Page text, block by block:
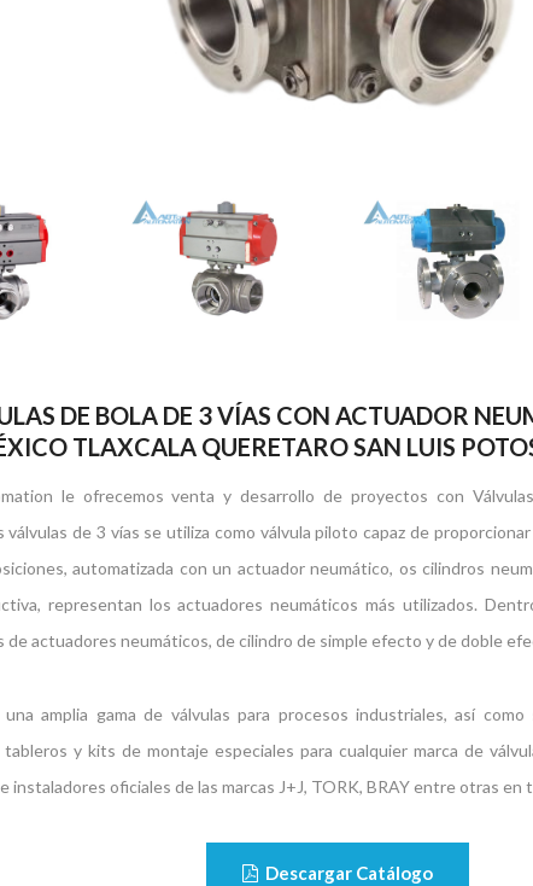
DE BOLA DE 3 VÍAS CON ACTUADOR
TLAXCALA QUERETARO SAN LUIS
le ofrecemos venta y desarrollo de proyectos con
válvulas de 3 vías se utiliza como válvula piloto capaz de
automatizada con un actuador neumático, os cilindros
representan los actuadores neumáticos más utilizados.
de actuadores neumáticos, de cilindro de simple efecto y de doble
amplia gama de válvulas para procesos industriales, así
y kits de montaje especiales para cualquier marca de
instaladores oficiales de las marcas J+J, TORK, BRAY entre otras en
Descargar Catálogo